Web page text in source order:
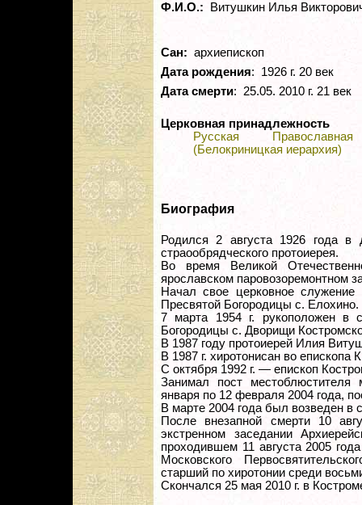
Ф.И.О.: Витушкин Илья
Сан: архиепископ
Дата рождения: 1926 г. 20 век
Дата смерти: 25.05. 2010 г. 21 век
Церковная принадлежность
Русская
(Белокриницкая иерархия)
Биография
Родился 2 августа 1926 года
страообрядческого протоиерея.
Во время Великой
ярославском паровозоремонтном
Начал свое церковное
Пресвятой Богородицы с. Елохино.
7 марта 1954 г. рукоположен в
Богородицы с. Дворищи
В 1987 году протоиерей Илия
В 1987 г. хиротонисан во епископа
С октября 1992 г. — епископ
Занимал пост местоблюстителя
января по 12 февраля 2004 года,
В марте 2004 года был возведен в
После внезапной смерти 10
экстренном заседании
проходившем 11 августа 2005
Московского
старший по хиротонии среди
Cкончался 25 мая 2010 г. в